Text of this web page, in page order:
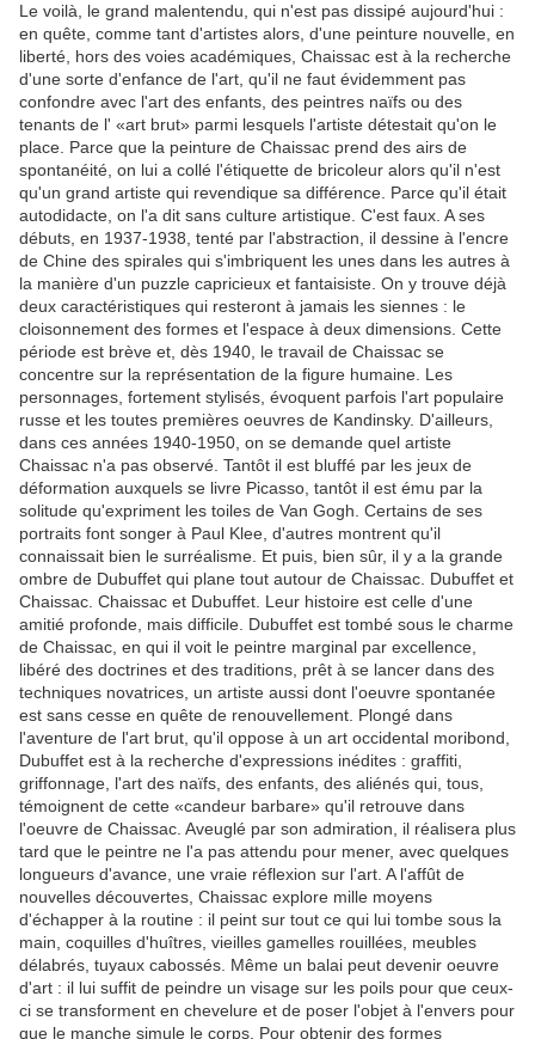
Le voilà, le grand malentendu, qui n'est pas dissipé aujourd'hui :
en quête, comme tant d'artistes alors, d'une peinture nouvelle, en
liberté, hors des voies académiques, Chaissac est à la recherche
d'une sorte d'enfance de l'art, qu'il ne faut évidemment pas
confondre avec l'art des enfants, des peintres naïfs ou des
tenants de l' «art brut» parmi lesquels l'artiste détestait qu'on le
place. Parce que la peinture de Chaissac prend des airs de
spontanéité, on lui a collé l'étiquette de bricoleur alors qu'il n'est
qu'un grand artiste qui revendique sa différence. Parce qu'il était
autodidacte, on l'a dit sans culture artistique. C'est faux. A ses
débuts, en 1937-1938, tenté par l'abstraction, il dessine à l'encre
de Chine des spirales qui s'imbriquent les unes dans les autres à
la manière d'un puzzle capricieux et fantaisiste. On y trouve déjà
deux caractéristiques qui resteront à jamais les siennes : le
cloisonnement des formes et l'espace à deux dimensions. Cette
période est brève et, dès 1940, le travail de Chaissac se
concentre sur la représentation de la figure humaine. Les
personnages, fortement stylisés, évoquent parfois l'art populaire
russe et les toutes premières oeuvres de Kandinsky. D'ailleurs,
dans ces années 1940-1950, on se demande quel artiste
Chaissac n'a pas observé. Tantôt il est bluffé par les jeux de
déformation auxquels se livre Picasso, tantôt il est ému par la
solitude qu'expriment les toiles de Van Gogh. Certains de ses
portraits font songer à Paul Klee, d'autres montrent qu'il
connaissait bien le surréalisme. Et puis, bien sûr, il y a la grande
ombre de Dubuffet qui plane tout autour de Chaissac. Dubuffet et
Chaissac. Chaissac et Dubuffet. Leur histoire est celle d'une
amitié profonde, mais difficile. Dubuffet est tombé sous le charme
de Chaissac, en qui il voit le peintre marginal par excellence,
libéré des doctrines et des traditions, prêt à se lancer dans des
techniques novatrices, un artiste aussi dont l'oeuvre spontanée
est sans cesse en quête de renouvellement. Plongé dans
l'aventure de l'art brut, qu'il oppose à un art occidental moribond,
Dubuffet est à la recherche d'expressions inédites : graffiti,
griffonnage, l'art des naïfs, des enfants, des aliénés qui, tous,
témoignent de cette «candeur barbare» qu'il retrouve dans
l'oeuvre de Chaissac. Aveuglé par son admiration, il réalisera plus
tard que le peintre ne l'a pas attendu pour mener, avec quelques
longueurs d'avance, une vraie réflexion sur l'art. A l'affût de
nouvelles découvertes, Chaissac explore mille moyens
d'échapper à la routine : il peint sur tout ce qui lui tombe sous la
main, coquilles d'huîtres, vieilles gamelles rouillées, meubles
délabrés, tuyaux cabossés. Même un balai peut devenir oeuvre
d'art : il lui suffit de peindre un visage sur les poils pour que ceux-
ci se transforment en chevelure et de poser l'objet à l'envers pour
que le manche simule le corps. Pour obtenir des formes